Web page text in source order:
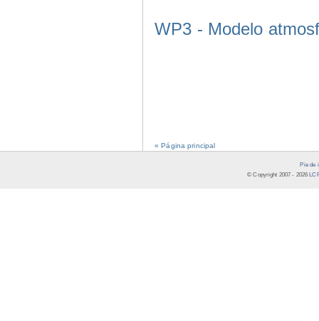
WP3 - Modelo
« Página principal
Pie de
© Copyright 2007 - 2026